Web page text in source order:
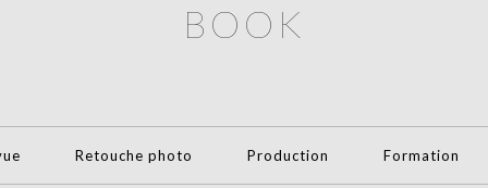
BOOK
Retouche photo Production Formation